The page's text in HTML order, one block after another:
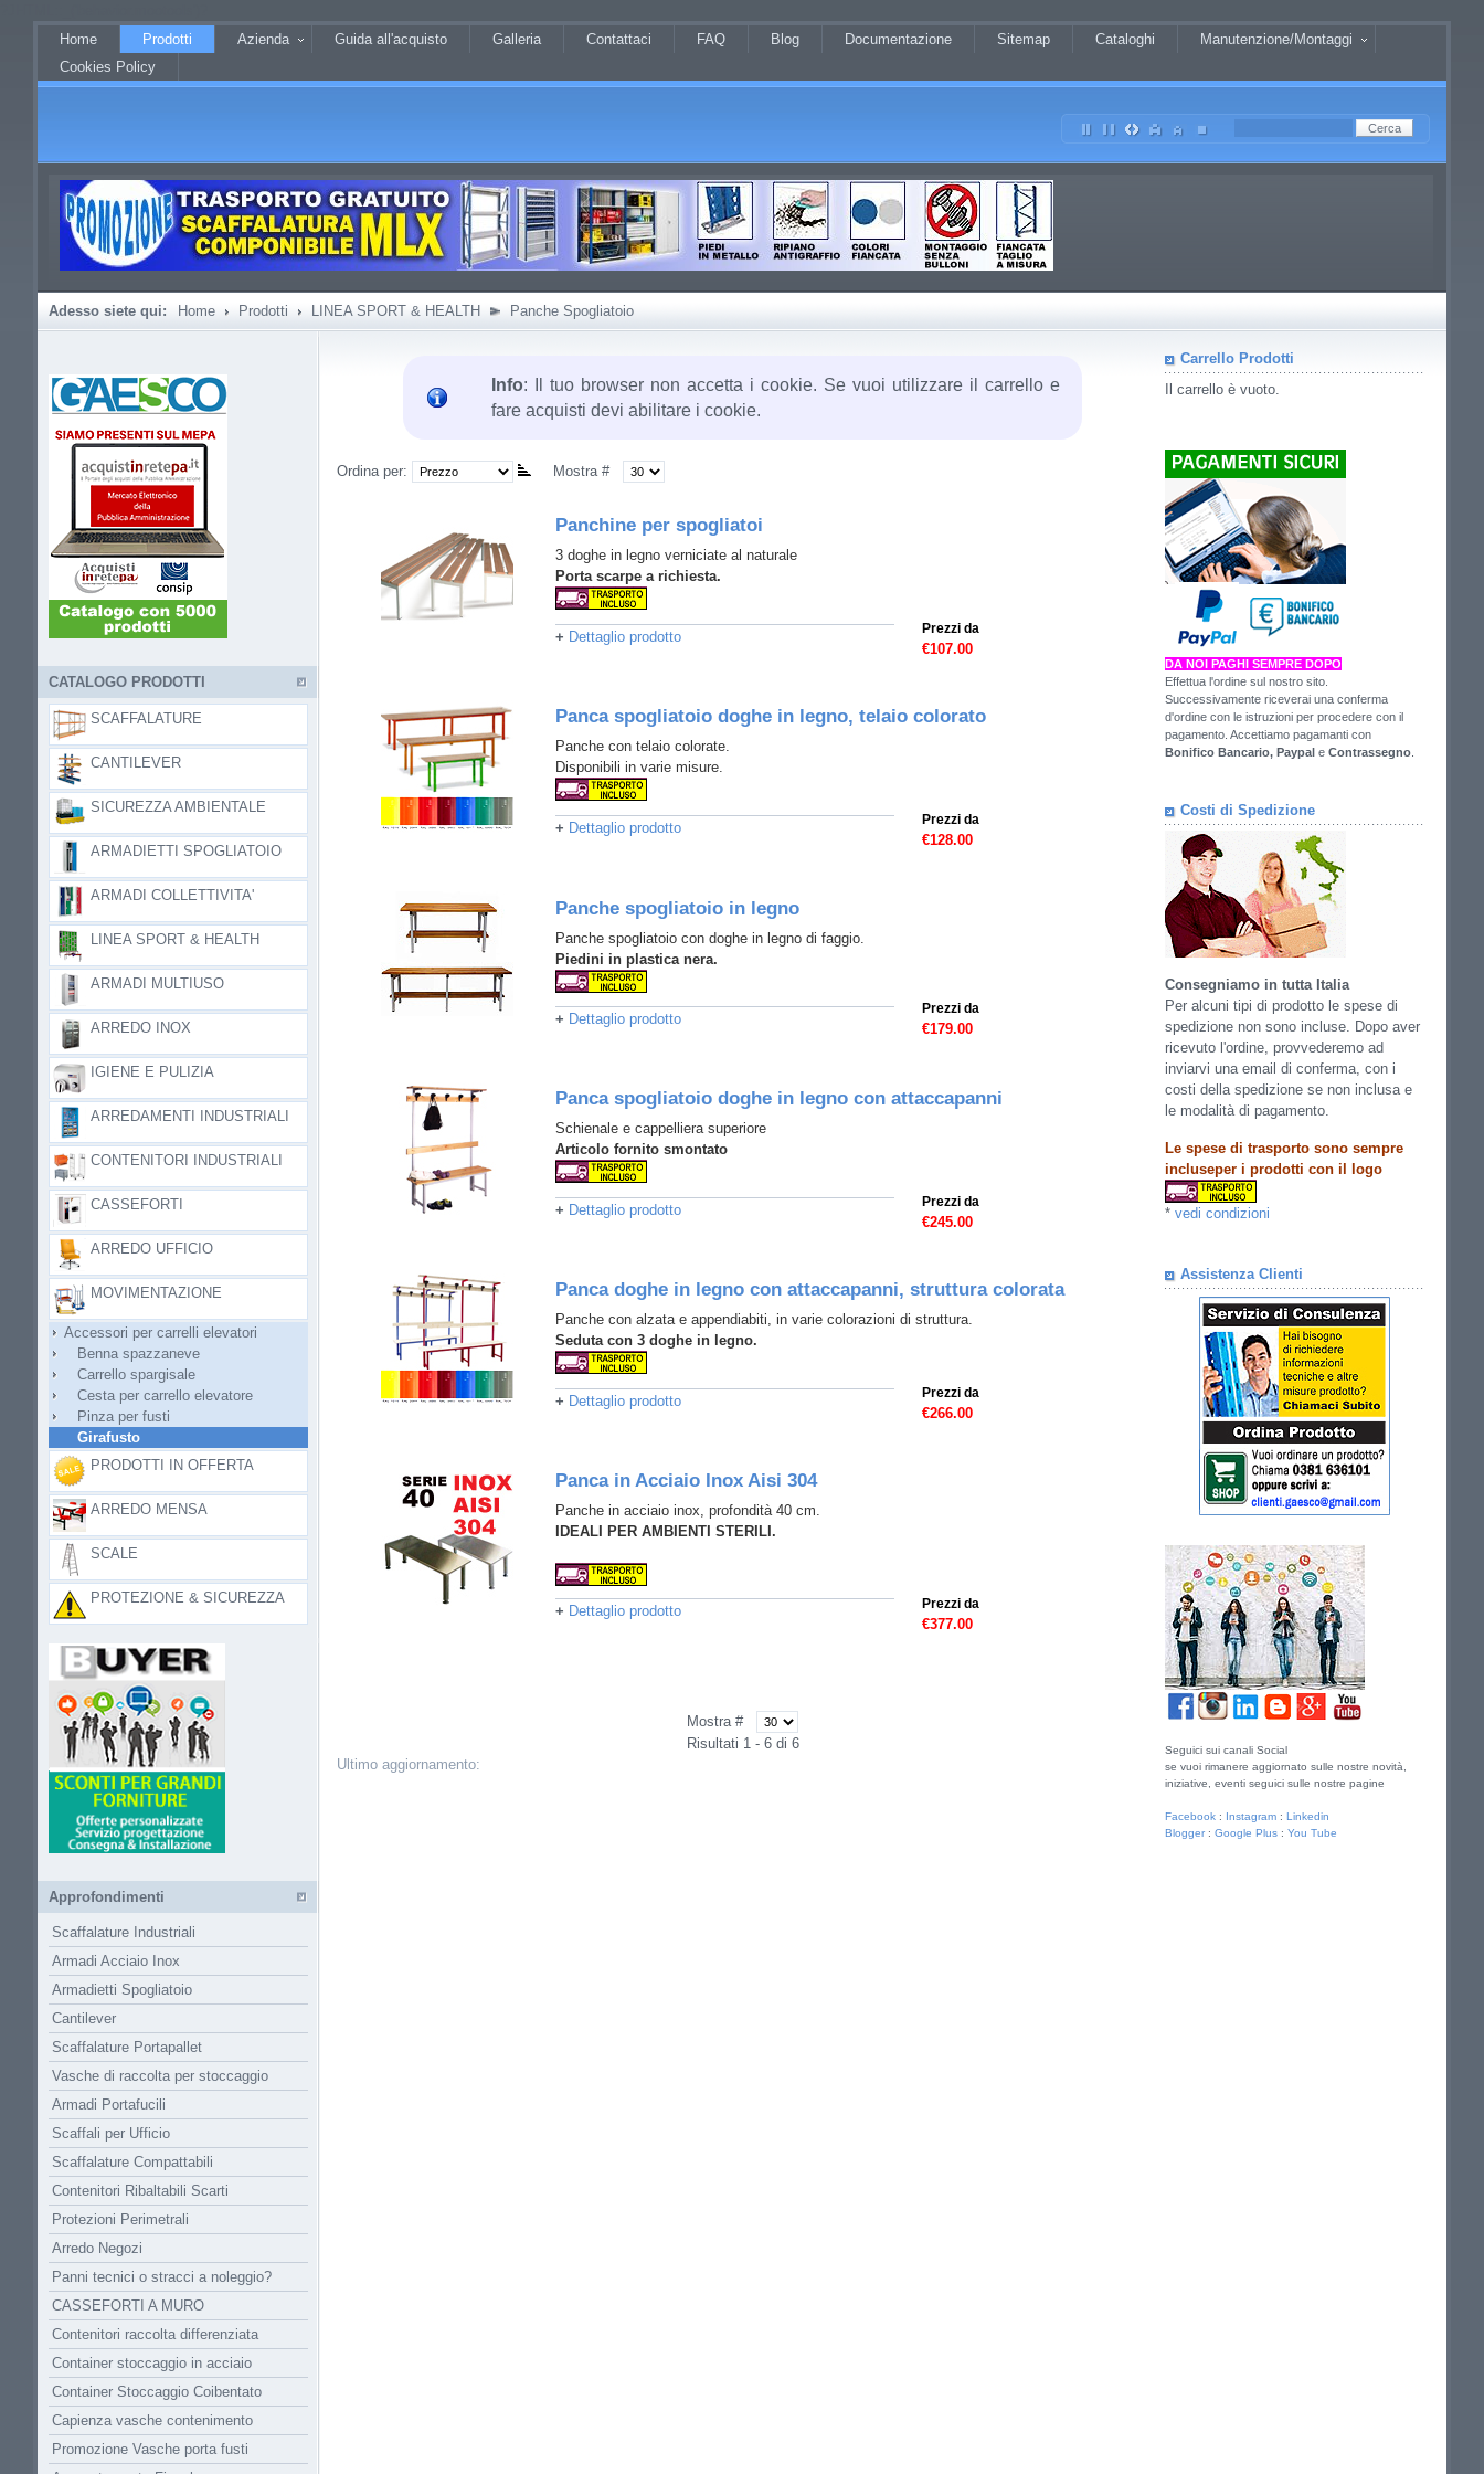
Home
Prodotti Azienda Guida all'acquisto Galleria Contattaci FAQ Blog Documentazione Sitemap Cataloghi
Manutenzione/Montaggi
Cookies Policy
Adesso siete qui: Home Prodotti LINEA SPORT & HEALTH Panche Spogliatoio
Info: Il tuo browser non accetta i cookie. Se vuoi utilizzare il carrello e
fare acquisti devi abilitare i cookie.
Ordina per: Mostra #
Panchine per spogliatoi
3 doghe in legno verniciate al naturale
Porta scarpe a richiesta.
+ Dettaglio prodotto Prezzi da
€107.00
Panca spogliatoio doghe in legno, telaio colorato
Panche con telaio colorate.
Disponibili in varie misure.
+ Dettaglio prodotto Prezzi da
€128.00
Panche spogliatoio in legno
Panche spogliatoio con doghe in legno di faggio.
Piedini in plastica nera.
+ Dettaglio prodotto
Prezzi da
€179.00
Panca spogliatoio doghe in legno con attaccapanni
Schienale e cappelliera superiore
Articolo fornito smontato
+ Dettaglio prodotto Prezzi da
€245.00
Panca doghe in legno con attaccapanni, struttura colorata
Panche con alzata e appendiabiti, in varie colorazioni di struttura.
Seduta con 3 doghe in legno.
+ Dettaglio prodotto Prezzi da
€266.00
Panca in Acciaio Inox Aisi 304
Panche in acciaio inox, profondità 40 cm.
IDEALI PER AMBIENTI STERILI.
+ Dettaglio prodotto Prezzi da
€377.00
Mostra #
Risultati 1 - 6 di 6
Ultimo aggiornamento:
CATALOGO PRODOTTI
SCAFFALATURE
CANTILEVER
SICUREZZA AMBIENTALE
ARMADIETTI SPOGLIATOIO
ARMADI COLLETTIVITA'
LINEA SPORT & HEALTH
ARMADI MULTIUSO
ARREDO INOX
IGIENE E PULIZIA
ARREDAMENTI INDUSTRIALI
CONTENITORI INDUSTRIALI
CASSEFORTI
ARREDO UFFICIO
MOVIMENTAZIONE
Accessori per carrelli elevatori
Benna spazzaneve
Carrello spargisale
Cesta per carrello elevatore
Pinza per fusti
Girafusto
PRODOTTI IN OFFERTA
ARREDO MENSA
SCALE
PROTEZIONE & SICUREZZA
Approfondimenti
Scaffalature Industriali
Armadi Acciaio Inox
Armadietti Spogliatoio
Cantilever
Scaffalature Portapallet
Vasche di raccolta per stoccaggio
Armadi Portafucili
Scaffali per Ufficio
Scaffalature Compattabili
Contenitori Ribaltabili Scarti
Protezioni Perimetrali
Arredo Negozi
Panni tecnici o stracci a noleggio?
CASSEFORTI A MURO
Contenitori raccolta differenziata
Container stoccaggio in acciaio
Container Stoccaggio Coibentato
Capienza vasche contenimento
Promozione Vasche porta fusti
Carrello Prodotti
Il carrello è vuoto.
DA NOI PAGHI SEMPRE DOPO
Effettua l'ordine sul nostro sito.
Successivamente riceverai una conferma
d'ordine con le istruzioni per procedere con il
pagamento. Accettiamo pagamanti con
Bonifico Bancario, PaypaleContrassegno
Costi di Spedizione
Consegniamo in tutta Italia
Per alcuni tipi di prodotto le spese di
spedizione non sono incluse. Dopo aver
ricevuto l'ordine, provvederemo ad
inviarvi una email di conferma, con i
costi della spedizione se non inclusa e
le modalità di pagamento.
Le spese di trasporto sono sempre
incluseper i prodotti con il logo
*vedi condizioni
Assistenza Clienti
Seguici sui canali Social
se vuoi rimanere aggiornato sulle nostre novità,
iniziative, eventi seguici sulle nostre pagine
Facebook : Instagram :Linkedin
Blogger:Google Plus :You Tube